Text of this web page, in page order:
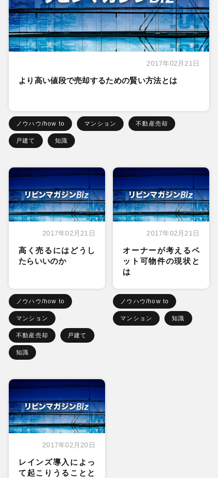
2017年02月21日
より高い値段で売却するための賢い方法とは
ノウハウ/how to マンション 不動産売却
戸建て 知識
2017年02月21日
高く売るにはどうし
たらいいのか
ノウハウ/how to
マンション
不動産売却 戸建て
知識
2017年02月21日
オーナーが考えるペ
ット可物件の現状と
は
ノウハウ/how to
マンション 知識
2017年02月20日
レインズ導入によっ
て起こりうることと